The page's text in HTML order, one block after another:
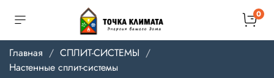
0
Главная
СПЛИТ-СИСТЕМЫ
Настенные сплит-системы